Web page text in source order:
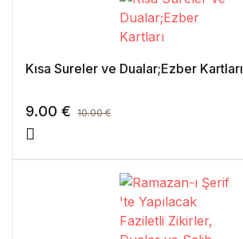
Kısa Sureler ve Dualar;Ezber Kartları
9.00 € 10.00€